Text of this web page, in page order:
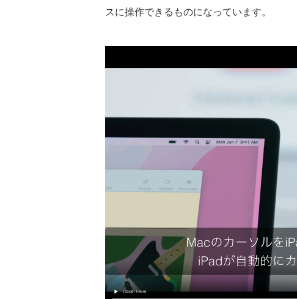
スに操作できるものになっています。